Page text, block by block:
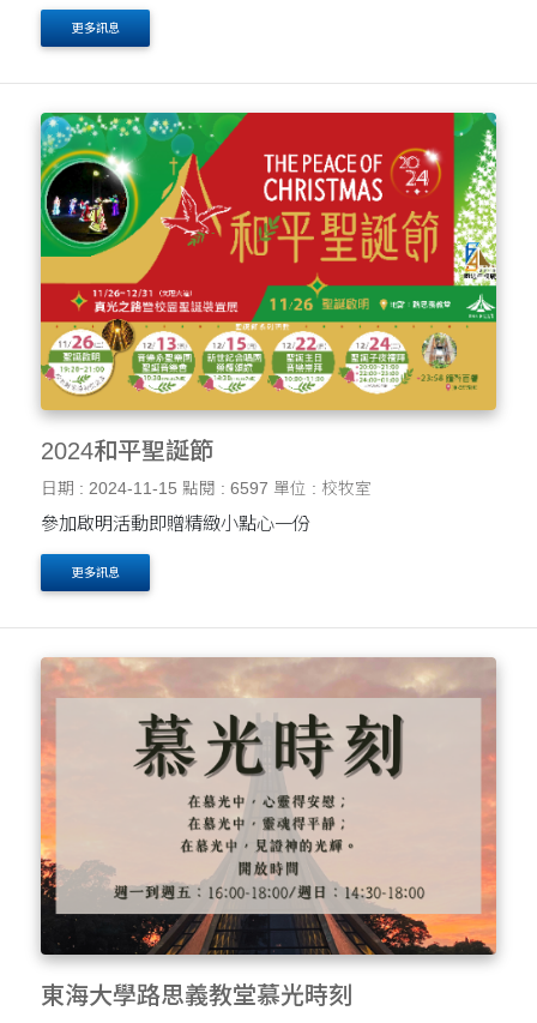
注。事發後，該中學校長與團隊已於第一時間致歉，並落
實學習輔導，並承諾加強文化資產教育，融入文化古....
更多訊息
2024和平聖誕節
日期 : 2024-11-15 點閱 : 6597 單位 : 校牧室
參加啟明活動即贈精緻小點心一份
更多訊息
東海大學路思義教堂慕光時刻